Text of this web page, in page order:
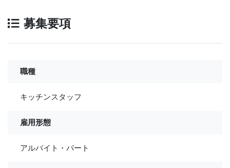
募集要項
職種
キッチンスタッフ
雇用形態
アルバイト・パート